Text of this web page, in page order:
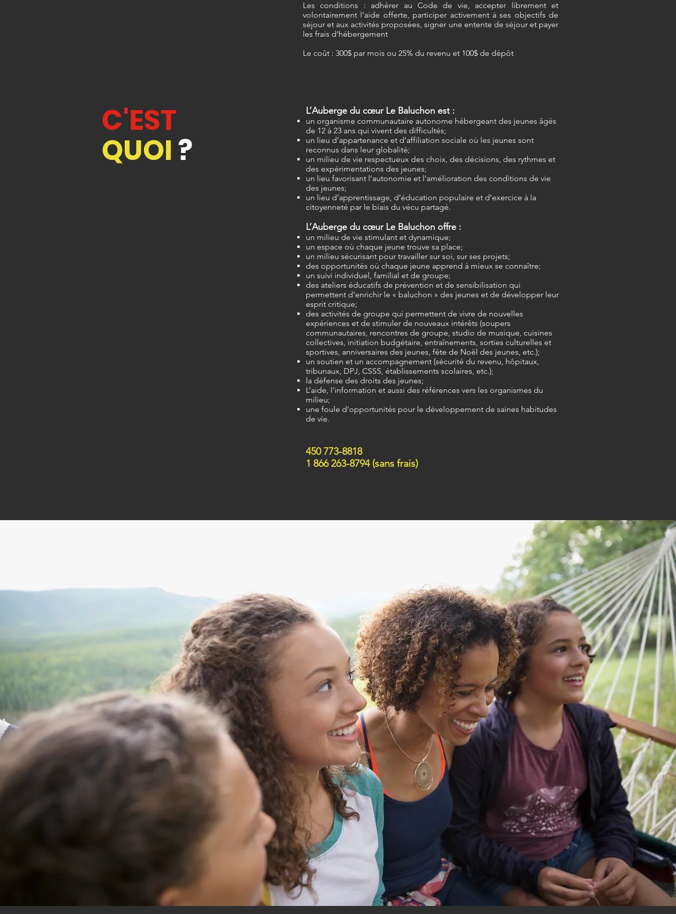
Lesconditions : adhérer au Code de vie, accepter librement et
volontairement l’aide offerte, participer activement à ses objectifs de
séjour et aux activités proposées, signer une entente de séjour et payer
les frais d’hébergement
Le coût : 300$ par mois ou 25% du revenu et 100$ de dépôt
C'EST
QUOI?
L’Auberge du cœur Le Baluchon est :
un organisme communautaire autonome hébergeant des jeunes âgés
de 12 à 23 ans qui vivent des difficultés;
un lieu d’appartenance et d’affiliation sociale où les jeunes sont
reconnus dans leur globalité;
un milieu de vie respectueux des choix, des décisions, des rythmes et
des expérimentations des jeunes;
un lieu favorisant l’autonomie et l’amélioration des conditions de vie
des jeunes;
un lieu d’apprentissage, d’éducation populaire et d’exercice à la
citoyenneté par le biais du vécu partagé.
L’Auberge du cœur Le Baluchon offre :
un milieu de vie stimulant et dynamique;
un espace où chaque jeune trouve sa place;
un milieu sécurisant pour travailler sur soi, sur ses projets;
des opportunités où chaque jeune apprend à mieux se connaître;
un suivi individuel, familial et de groupe;
des ateliers éducatifs de prévention et de sensibilisation qui
permettent d’enrichir le « baluchon » des jeunes et de développer leur
esprit critique;
des activités de groupe qui permettent de vivre de nouvelles
expériences et de stimuler de nouveaux intérêts (soupers
communautaires, rencontres de groupe, studio de musique, cuisines
collectives, initiation budgétaire, entraînements, sorties culturelles et
sportives, anniversaires des jeunes, fête de Noël des jeunes, etc.);
un soutien et un accompagnement (sécurité du revenu, hôpitaux,
tribunaux, DPJ, CSSS, établissements scolaires, etc.);
la défense des droits des jeunes;
L’aide, l’information et aussi des références vers les organismes du
milieu;
une foule d’opportunités pour le développement de saines habitudes
de vie.
450 773-8818
1 866 263-8794 (sans frais)